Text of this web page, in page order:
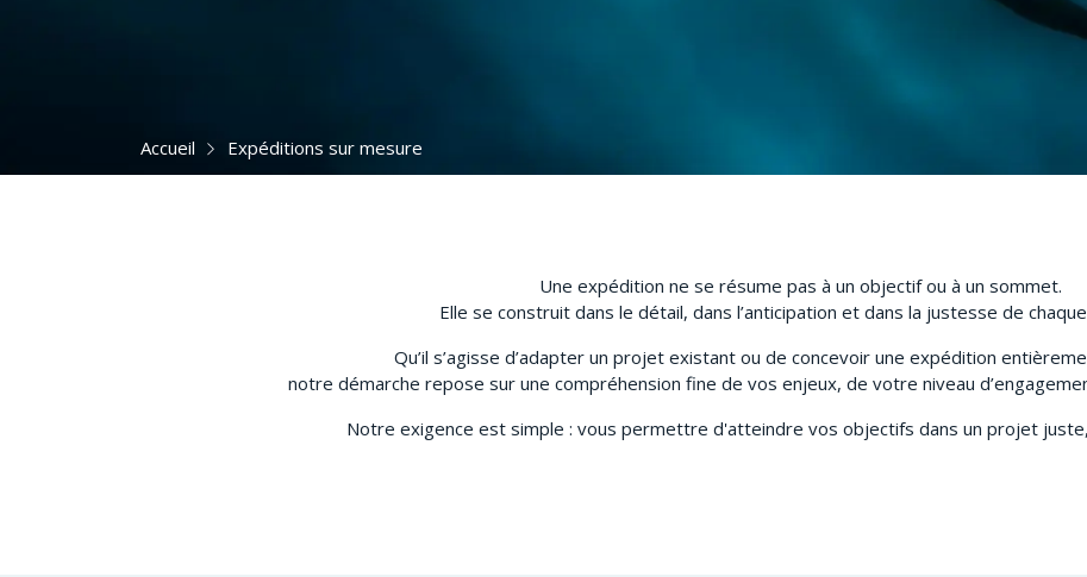
Accueil Expéditions sur mesure
Une expédition ne se résume pas à un objectif ou à un sommet.
Elle se construit dans le détail, dans l’anticipation et dans la justesse de
Qu’il s’agisse d’adapter un projet existant ou de concevoir une expédition
notre démarche repose sur une compréhension fine de vos enjeux, de votre niveau
Notre exigence est simple : vous permettre d'atteindre vos objectifs dans un projet